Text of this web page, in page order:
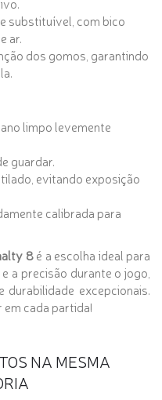
substituível, com bico
ar.
dos gomos, garantindo
limpo levemente
guardar.
evitando exposição
calibrada para
8é a escolha ideal para
a precisão durante o jogo,
excepcionais.
cada partida!
NA MESMA